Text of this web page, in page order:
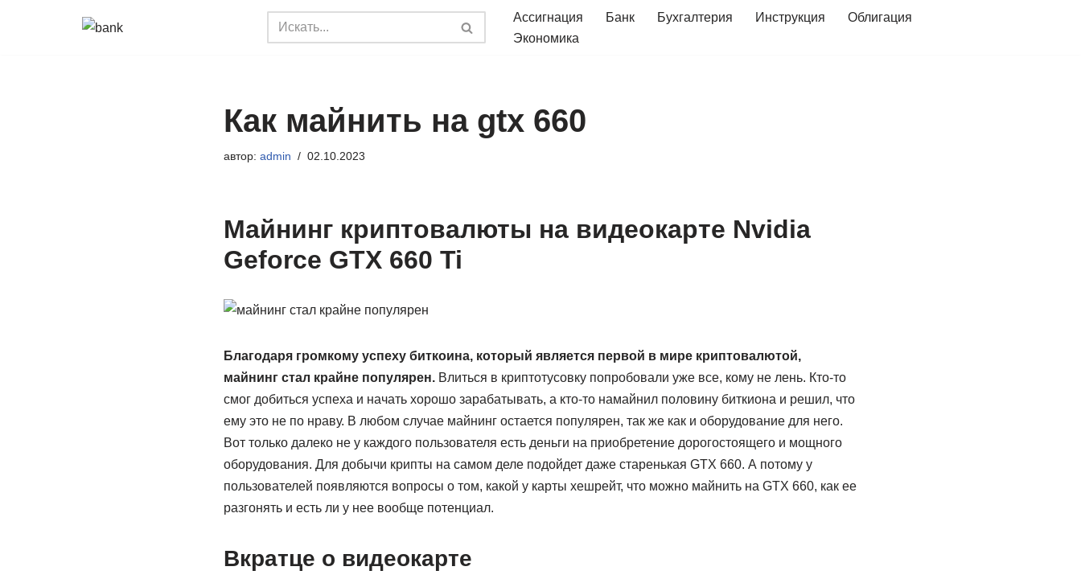
Ассигнация Банк Бухгалтерия Инструкция
Облигация
Экономика
Как майнить на gtx 660
автор: admin 02.10.2023
Майнинг криптовалюты на видеокарте Nvidia
Geforce GTX 660 Ti
Благодаря громкому успеху биткоина, который является первой в мире криптовалютой,
майнинг стал крайне популярен.Влиться в криптотусовку попробовали уже все, кому не лень. Кто-то
смог добиться успеха и начать хорошо зарабатывать, а кто-то намайнил половину биткиона и решил, что
ему это не по нраву. В любом случае майнинг остается популярен, так же как и оборудование для него.
Вот только далеко не у каждого пользователя есть деньги на приобретение дорогостоящего и мощного
оборудования. Для добычи крипты на самом деле подойдет даже старенькая GTX 660. А потому у
пользователей появляются вопросы о том, какой у карты хешрейт, что можно майнить на GTX 660, как ее
разгонять и есть ли у нее вообще потенциал.
Вкратце о видеокарте